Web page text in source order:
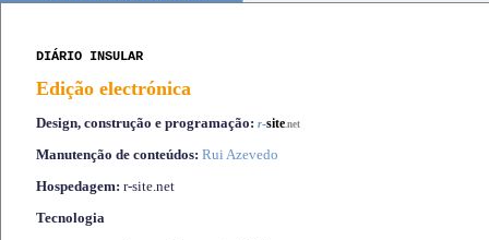
DIÁRIO INSULAR
Edição electrónica
Design, construção e programação: r-site.net
Manutenção de conteúdos: Rui Azevedo
Hospedagem: r-site.net
Tecnologia